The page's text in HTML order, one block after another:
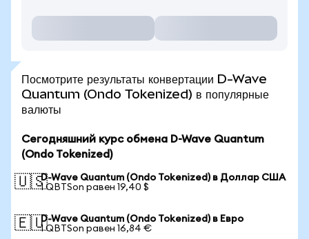
Посмотрите результаты конвертации D-Wave
Quantum (Ondo Tokenized) в популярные
валюты
Сегодняшний курс обмена D-Wave Quantum
(Ondo Tokenized)
🇺🇸D-Wave Quantum (Ondo Tokenized) в Доллар США
1 QBTSon равен 19,40 $
🇪🇺D-Wave Quantum (Ondo Tokenized) в Евро
1 QBTSon равен 16,84 €